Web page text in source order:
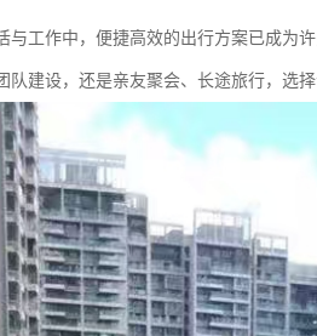
与工作中，便捷高效的出行方案已成为许
队建设，还是亲友聚会、长途旅行，选